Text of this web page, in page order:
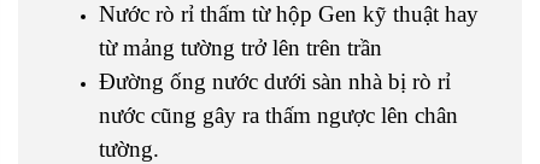
Nước rò rỉ thấm từ hộp Gen kỹ thuật hay
từ mảng tường trở lên trên trần
Đường ống nước dưới sàn nhà bị rò rỉ
nước cũng gây ra thấm ngược lên chân
tường.